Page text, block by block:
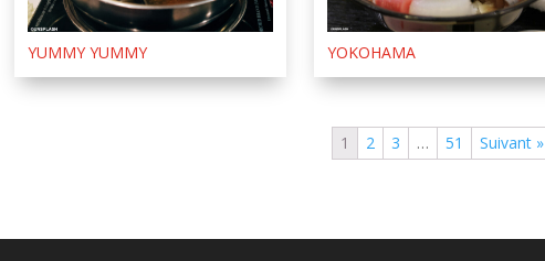
YUMMY YUMMY YOKOHAMA
1 2 3 … 51 Suivant »